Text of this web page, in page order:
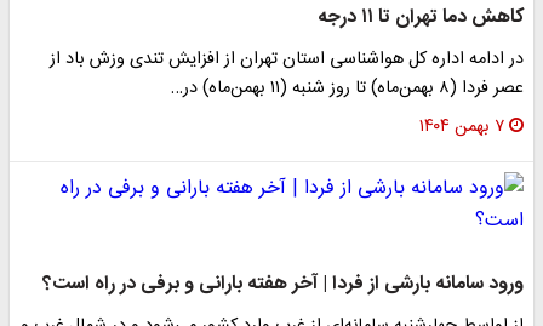
کاهش دما تهران تا ۱۱ درجه
در ادامه اداره کل هواشناسی استان تهران از افزایش تندی وزش باد از
عصر فردا (۸ بهمن‌ماه) تا روز شنبه (۱۱ بهمن‌ماه) در…
۷ بهمن ۱۴۰۴
ورود سامانه بارشی از فردا | آخر هفته بارانی و برفی در راه است؟